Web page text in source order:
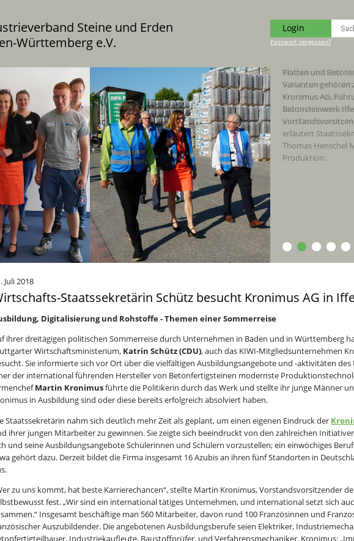
Steine und Erden
Württemberg e.V.
Login
Passwort vergessen?
Platten und
Varianten
Kronimus AG.
Betonsteinwerk
erläutert
Thomas Henschel
Produktion:
Juli 2018
Staatssekretärin Schütz besucht Kronimus AG in
Digitalisierung und Rohstoffe - Themen einer Sommerreise
ihrer dreitägigen politischen Sommerreise durch Unternehmen in Baden und in Württemberg
Wirtschaftsministerium, Katrin Schütz (CDU), auch das KIWI-Mitgliedsunternehmen
Sie informierte sich vor Ort über die vielfältigen Ausbildungsangebote und -aktivitäten des
der international führenden Hersteller von Betonfertigsteinen modernste
Martin Kronimusführte die Politikerin durch das Werk und stellte ihr junge Männer
in Ausbildung sind oder diese bereits erfolgreich absolviert haben.
Staatssekretärin nahm sich deutlich mehr Zeit als geplant, um einen eigenen Eindruck der
ihrer jungen Mitarbeiter zu gewinnen. Sie zeigte sich beeindruckt von den zahlreichen
und seine Ausbildungsangebote Schülerinnen und Schülern vorzustellen; ein einwöchiges
gehört dazu. Derzeit bildet die Firma insgesamt 16 Azubis an ihren fünf Standorten in
zu uns kommt, hat beste Karrierechancen“, stellte Martin Kronimus, Vorstandsvorsitzender
fest. „Wir sind ein international tätiges Unternehmen, und international setzt sich
Insgesamt beschäftige man 560 Mitarbeiter, davon rund 100 Französinnen und
Auszubildender. Die angebotenen Ausbildungsberufe seien Elektriker,
Industriekaufleute, Baustoffprüfer, und Verfahrensmechaniker. Kronimus: